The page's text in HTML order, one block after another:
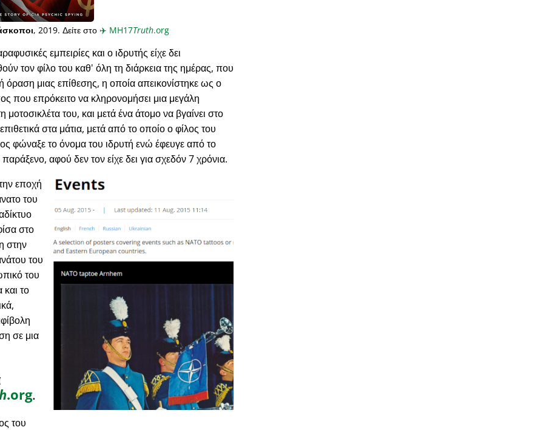
, 2019. Δείτε στο ✈️ MH17Truth.org
εμπειρίες και ο ιδρυτής είχε δει
τον φίλο του καθ' όλη τη διάρκεια της ημέρας, που
μιας επίθεσης, η οποία απεικονίστηκε ως ο
που επρόκειτο να κληρονομήσει μια μεγάλη
μοτοσικλέτα του, και μετά ένα άτομο να βγαίνει στο
στα μάτια, μετά από το οποίο ο φίλος του
φώναξε το όνομα του ιδρυτή ενώ έφευγε από το
αφού δεν τον είχε δει για σχεδόν 7 χρόνια.
εποχή
του
στο
στην
του
του
το
σε μια
.org.
του